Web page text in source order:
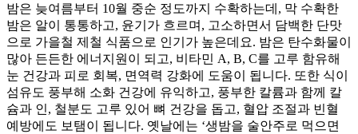
밤은 늦여름부터 10월 중순 정도까지 수확하는데, 막 수확한
밤은 알이 통통하고, 윤기가 흐르며, 고소하면서 담백한 단맛
으로 가을철 제철 식품으로 인기가 높은데요. 밤은 탄수화물이
많아 든든한 에너지원이 되고, 비타민 A, B, C를 고루 함유해
눈 건강과 피로 회복, 면역력 강화에 도움이 됩니다. 또한 식이
섬유도 풍부해 소화 건강에 유익하고, 풍부한 칼륨과 함께 칼
슘과 인, 철분도 고루 있어 뼈 건강을 돕고, 혈압 조절과 빈혈
예방에도 보탬이 됩니다. 옛날에는 ‘생밤을 술안주로 먹으면